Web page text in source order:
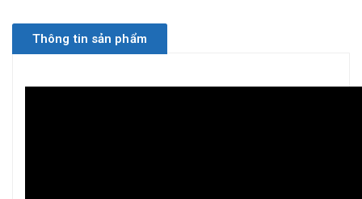
Thông tin sản phẩm